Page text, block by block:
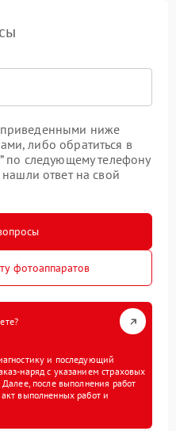
ниже
либо обратиться в
по следующему телефону
ответ на свой
фотоаппаратов
и последующий
наряд с указанием страховых
Далее, после выполнения работ
выполненных работ и